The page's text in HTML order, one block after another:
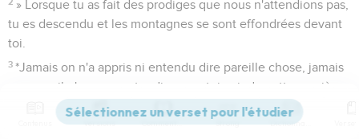
» Lorsque tu as fait des prodiges que nous n'attendions pas,
tu es descendu et les montagnes se sont effondrées devant
toi.
3 *Jamais on n'a appris ni entendu dire pareille chose, jamais
aucun œil n'a vu un autre dieu que toi agir de cette manière
pour ceux qui comptent sur lui.
Versions Commentaires Strong